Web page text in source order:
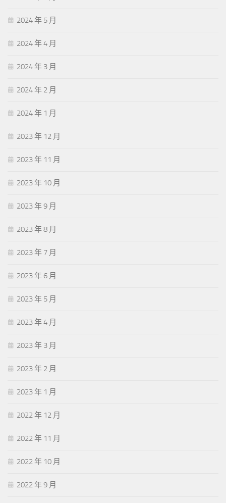
2024 年 5 月
2024 年 4 月
2024 年 3 月
2024 年 2 月
2024 年 1 月
2023 年 12 月
2023 年 11 月
2023 年 10 月
2023 年 9 月
2023 年 8 月
2023 年 7 月
2023 年 6 月
2023 年 5 月
2023 年 4 月
2023 年 3 月
2023 年 2 月
2023 年 1 月
2022 年 12 月
2022 年 11 月
2022 年 10 月
2022 年 9 月